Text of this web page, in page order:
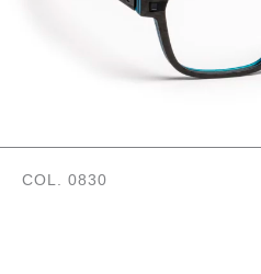
COL. 0830